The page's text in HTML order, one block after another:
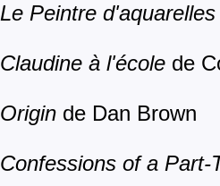
Le Peintre d'aquarelles
Claudine à l'école de
Origin de Dan Brown
Confessions of a Part-